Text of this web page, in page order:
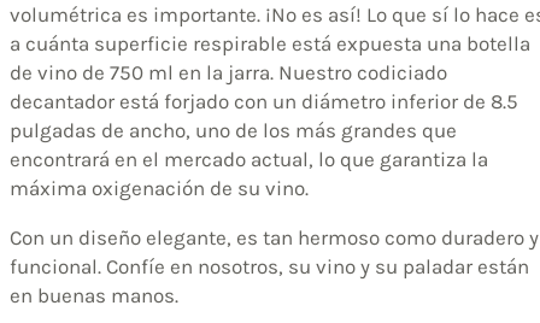
volumétrica es importante. ¡No es así! Lo que sí lo hace
a cuánta superficie respirable está expuesta una botella
de vino de 750 ml en la jarra. Nuestro codiciado
decantador está forjado con un diámetro inferior de 8.5
pulgadas de ancho, uno de los más grandes que
encontrará en el mercado actual, lo que garantiza la
máxima oxigenación de su vino.
Con un diseño elegante, es tan hermoso como duradero y
funcional. Confíe en nosotros, su vino y su paladar están
en buenas manos.